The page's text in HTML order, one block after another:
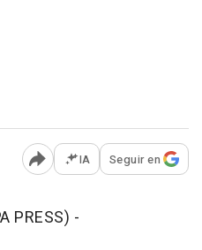
Abrir opciones para
IA Seguir en
PRESS) -